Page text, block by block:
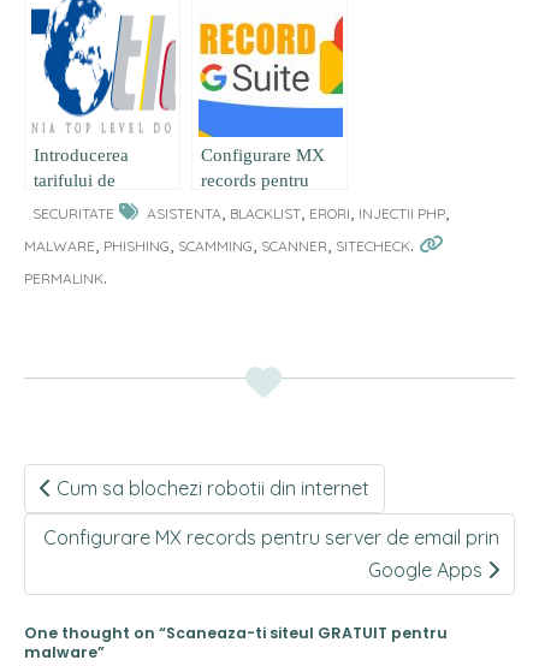
Introducerea
tarifului de
înregistrare și
pentru domeniile
„.ro”
Configurare MX
records pentru
server de email
SECURITATE ASISTENTA BLACKLIST ERORI INJECTII PHP
MALWARE PHISHING SCAMMING SCANNER SITECHECK.
PERMALINK.
Post
navigation
Cum sa blochezi robotii din internet
Configurare MX records pentru server de email prin
Google Apps
One thought on “Scaneaza-ti siteul GRATUIT pentru
malware”